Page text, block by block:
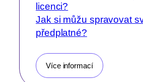
licenci?
Jak si můžu spravovat
předplatné?
Více informací